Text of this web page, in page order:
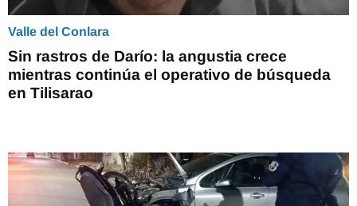
Valle del Conlara
Sin rastros de Darío: la angustia crece
mientras continúa el operativo de búsqueda
en Tilisarao